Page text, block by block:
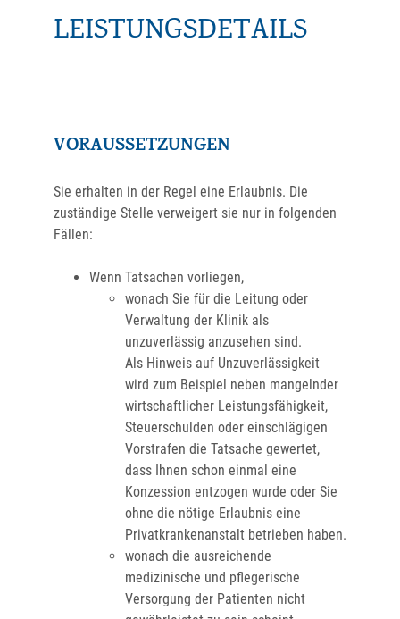
LEISTUNGSDETAILS
VORAUSSETZUNGEN
Sie erhalten in der Regel eine Erlaubnis. Die
zuständige Stelle verweigert sie nur in folgenden
Fällen:
Wenn Tatsachen vorliegen,
wonach Sie für die Leitung oder
Verwaltung der Klinik als
unzuverlässig anzusehen sind.
Als Hinweis auf Unzuverlässigkeit
wird zum Beispiel neben mangelnder
wirtschaftlicher Leistungsfähigkeit,
Steuerschulden oder einschlägigen
Vorstrafen die Tatsache gewertet,
dass Ihnen schon einmal eine
Konzession entzogen wurde oder Sie
ohne die nötige Erlaubnis eine
Privatkrankenanstalt betrieben haben.
wonach die ausreichende
medizinische und pflegerische
Versorgung der Patienten nicht